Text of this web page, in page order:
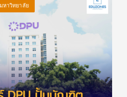
มหาวิทยาลัย